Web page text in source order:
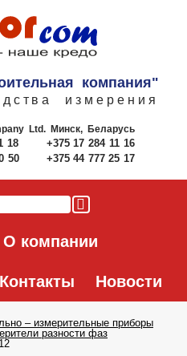
компания"
измерения
Ltd.Минск, Беларусь
18
+375 17 284 11 16
50 +375 44 777 25 17
О компании
Контакты Новости
– измерительные приборы
разности фаз